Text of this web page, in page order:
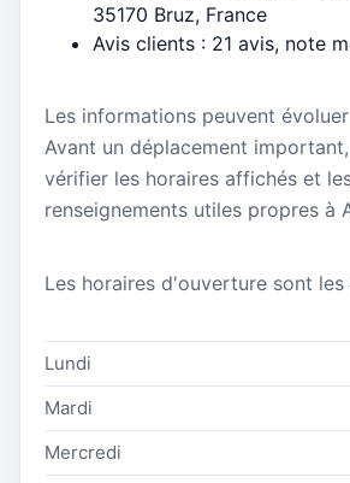
35170 Bruz, France
Avis clients : 21 avis, note
Les informations peuvent
Avant un déplacement
vérifier les horaires affichés et
renseignements utiles propres à
Les horaires d'ouverture sont les
Lundi
Mardi
Mercredi